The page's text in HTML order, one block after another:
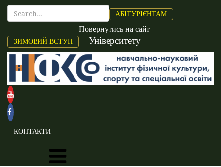
АБІТУРІЄНТАМ
ЗИМОВИЙ ВСТУП
Повернутись на сайт
Університету
КОНТАКТИ